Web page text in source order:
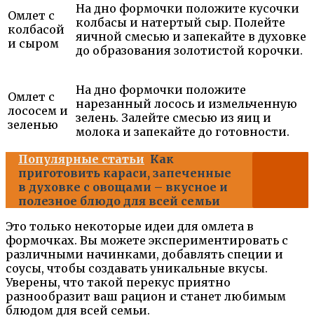
Омлет с
колбасой
и сыром
На дно формочки положите кусочки
колбасы и натертый сыр. Полейте
яичной смесью и запекайте в духовке
до образования золотистой корочки.
Омлет с
лососем и
зеленью
На дно формочки положите
нарезанный лосось и измельченную
зелень. Залейте смесью из яиц и
молока и запекайте до готовности.
Популярные статьи Как
приготовить караси, запеченные
в духовке с овощами – вкусное и
полезное блюдо для всей семьи
Это только некоторые идеи для омлета в
формочках. Вы можете экспериментировать с
различными начинками, добавлять специи и
соусы, чтобы создавать уникальные вкусы.
Уверены, что такой перекус приятно
разнообразит ваш рацион и станет любимым
блюдом для всей семьи.